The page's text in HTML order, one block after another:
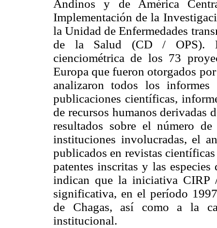
Andinos y de América
Implementación de la
la Unidad de Enfermedades
de la Salud (CD / OPS).
cienciométrica de los 73
Europa que fueron otorgados
analizaron todos los
publicaciones científicas,
de recursos humanos derivadas
resultados sobre el número
instituciones involucradas, el
publicados en revistas
patentes inscritas y las
indican que la iniciativa CIRP
significativa, en el período
de Chagas, así como a la
institucional.